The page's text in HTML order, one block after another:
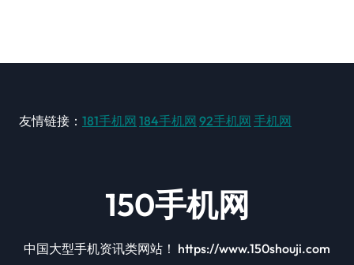
友情链接： 181手机网 184手机网 92手机网 手机网
150手机网
中国大型手机资讯类网站！ https://www.150shouji.com